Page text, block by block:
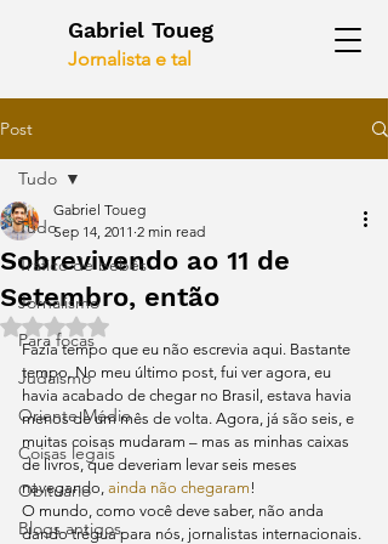
Gabriel Toueg
Jornalista e tal
Post
Tudo
Tráfico de bebês
Jornalismo
Para focas
Judaísmo
Oriente Médio
Coisas legais
Obituário
Blogs antigos
Tudo
Sobrevivendo ao 11 de
Setembro, então
Gabriel Toueg
Sep 14, 2011 2 min read
Rated NaN out of 5 stars.
Fazia tempo que eu não escrevia aqui. Bastante
tempo. No meu último post, fui ver agora, eu
havia acabado de chegar no Brasil, estava havia
menos de um mês de volta. Agora, já são seis, e
muitas coisas mudaram – mas as minhas caixas
de livros, que deveriam levar seis meses
navegando, ainda não chegaram!
O mundo, como você deve saber, não anda
dando trégua para nós, jornalistas internacionais.